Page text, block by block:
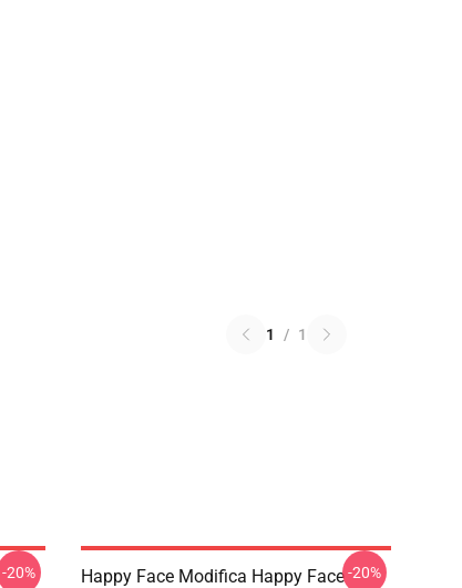
1 / 1
-20%
Happy Face Modifica Happy Face-20%